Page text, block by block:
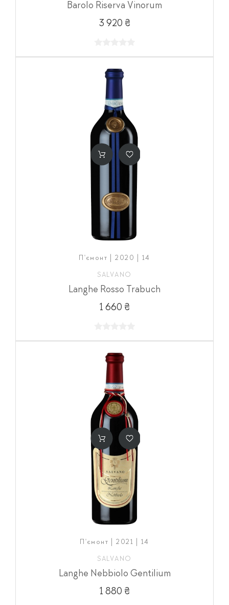
Barolo Riserva Vinorum
3 920 ₴
П'ємонт | 2020 | 14
SALVANO
Langhe Rosso Trabuch
1 660 ₴
П'ємонт | 2021 | 14
SALVANO
Langhe Nebbiolo Gentilium
1 880 ₴